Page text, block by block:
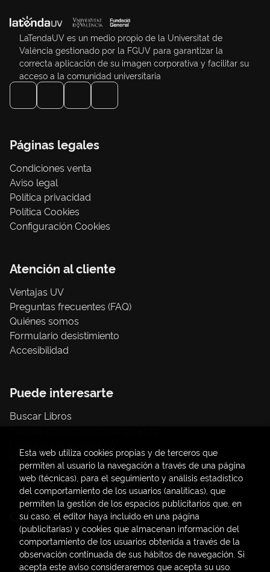
LaTendaUV es un medio propio de la Universitat de
València gestionado por la FGUV para garantizar la
correcta aplicación de su imagen corporativa y facilitar su
acceso a la comunidad universitaria
Páginas legales
Condiciones venta
Aviso legal
Política privacidad
Política Cookies
Configuración Cookies
Atención al cliente
Ventajas UV
Preguntas frecuentes (FAQ)
Quiénes somos
Formulario desistimiento
Accesibilidad
Puede interesarte
Buscar Libros
Papelería / material oficina
Consumo Sostenible
Contacto
C/ Amadeo de Saboya, 4
(+34) 963828968
latendauv@fundacio.es
Esta web utiliza cookies propias y de terceros que
permiten al usuario la navegación a través de una página
web (técnicas), para el seguimiento y análisis estadístico
del comportamiento de los usuarios (analíticas), que
permiten la gestión de los espacios publicitarios que, en
su caso, el editor haya incluido en una página
(publicitarias) y cookies que almacenan información del
comportamiento de los usuarios obtenida a través de la
observación continuada de sus hábitos de navegación. Si
acepta este aviso consideraremos que acepta su uso.